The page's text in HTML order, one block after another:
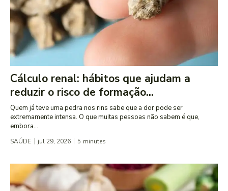
Cálculo renal: hábitos que ajudam a
reduzir o risco de formação...
Quem já teve uma pedra nos rins sabe que a dor pode ser
extremamente intensa. O que muitas pessoas não sabem é que,
embora...
SAÚDE jul 29, 2026 5 minutes